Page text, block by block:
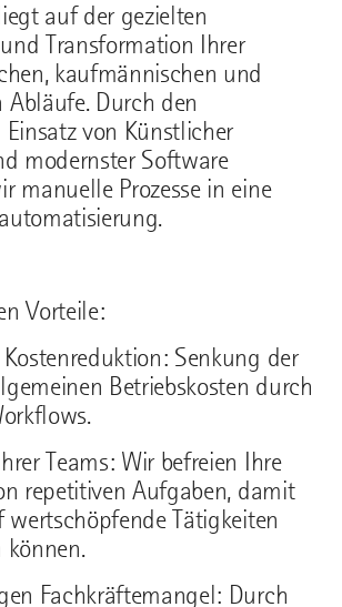
auf der gezielten
Transformation Ihrer
kaufmännischen und
Durch den
von Künstlicher
modernster Software
manuelle Prozesse in eine
Vorteile:
Senkung der
Betriebskosten durch
Teams: Wir befreien Ihre
repetitiven Aufgaben, damit
wertschöpfende Tätigkeiten
können.
Fachkräftemangel: Durch